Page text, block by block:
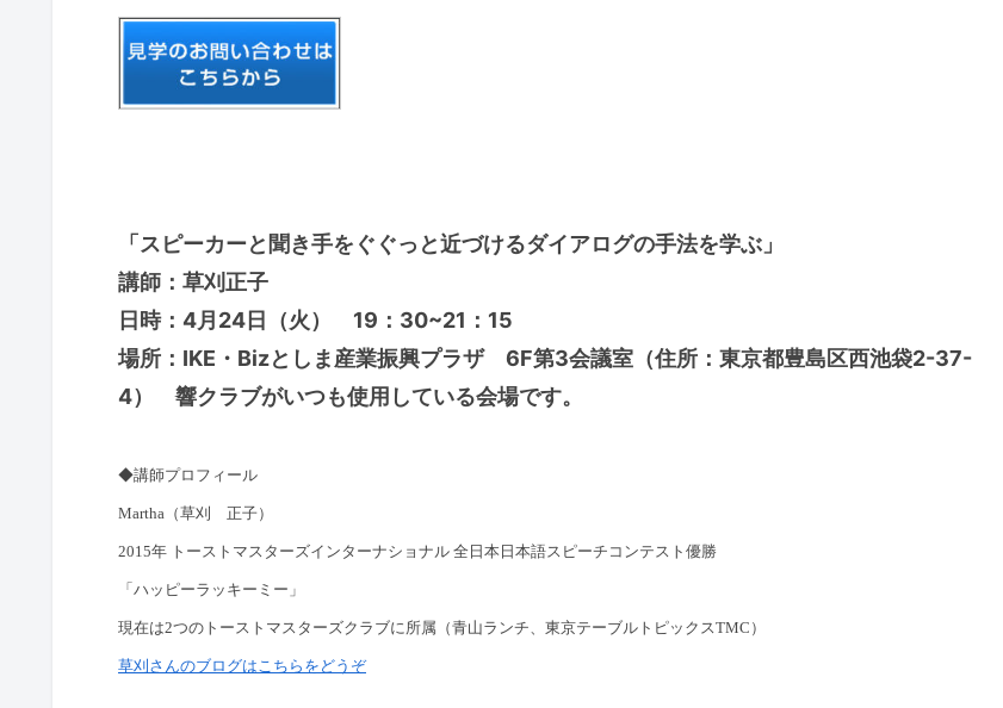
「スピーカーと聞き手をぐぐっと近づけるダイアログの手法を学ぶ」
講師：草刈正子
日時：4月24日（火） 19：30~21：15
場所：IKE・Bizとしま産業振興プラザ 6F第3会議室（住所：東京都豊島区西池袋2-37-
4） 響クラブがいつも使用している会場です。
◆講師プロフィール
Martha（草刈 正子）
2015年 トーストマスターズインターナショナル 全日本日本語スピーチコンテスト優勝
「ハッピーラッキーミー」
現在は2つのトーストマスターズクラブに所属（青山ランチ、東京テーブルトピックスTMC）
草刈さんのブログはこちらをどうぞ